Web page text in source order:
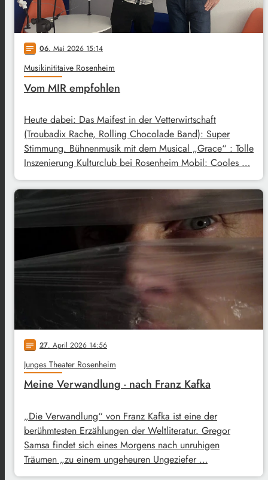
notes 06. Mai 2026 15:14
Musikinititaive Rosenheim
Vom MIR empfohlen
Heute dabei: Das Maifest in der Vetterwirtschaft
(Troubadix Rache, Rolling Chocolade Band): Super
Stimmung. Bühnenmusik mit dem Musical „Grace“ : Tolle
Inszenierung Kulturclub bei Rosenheim Mobil: Cooles …
notes 27. April 2026 14:56
Junges Theater Rosenheim
Meine Verwandlung - nach Franz Kafka
„Die Verwandlung“ von Franz Kafka ist eine der
berühmtesten Erzählungen der Weltliteratur. Gregor
Samsa findet sich eines Morgens nach unruhigen
Träumen „zu einem ungeheuren Ungeziefer …